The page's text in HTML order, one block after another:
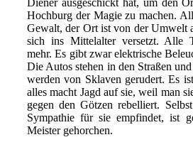
Hochburg der Magie zu machen.
Gewalt, der Ort ist von der Umwelt
sich ins Mittelalter versetzt. Alle
mehr. Es gibt zwar elektrische
Die Autos stehen in den Straßen
werden von Sklaven gerudert. Es
alles macht Jagd auf sie, weil man
gegen den Götzen rebelliert.
Sympathie für sie empfindet, ist
Meister gehorchen.